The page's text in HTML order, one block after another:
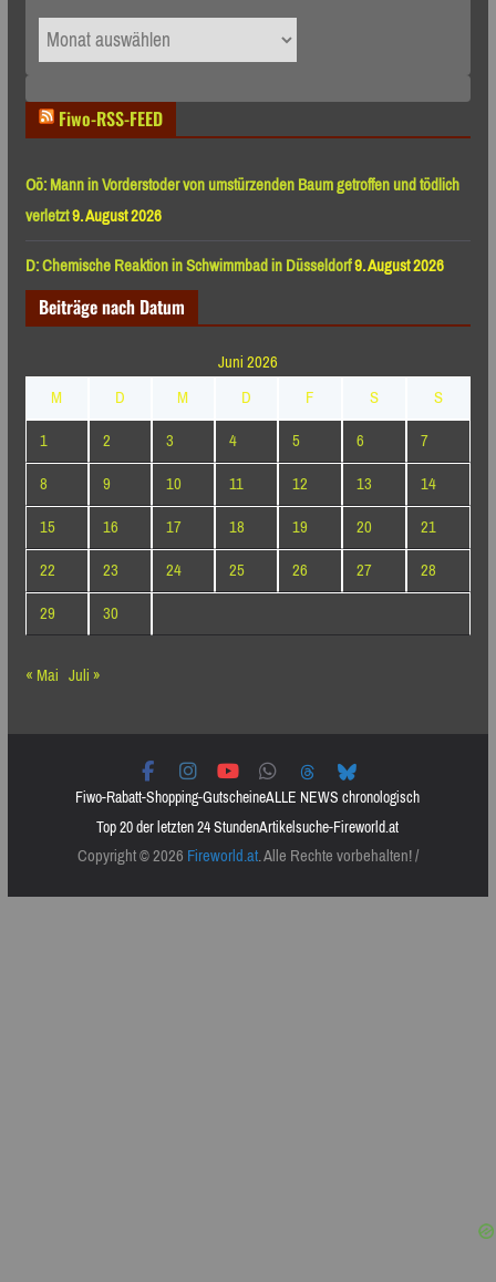
Archiv
nach
Fiwo-RSS-FEED
Oö: Mann in Vorderstoder von umstürzenden Baum getroffen und tödlich
verletzt9. August 2026
D: Chemische Reaktion in Schwimmbad in Düsseldorf9. August 2026
Beiträge nach Datum
Juni 2026
M
D M D F S
S
1
2 3 4 5 6
7
8
9 10 11 12 13
14
15
16 17 18 19 20
21
22
23 24 25 26 27
28
29
30
« Mai Juli »
Fiwo-Rabatt-Shopping-GutscheineALLE NEWS chronologisch
Top 20 der letzten 24 StundenArtikelsuche-Fireworld.at
Copyright © 2026Fireworld.at. Alle Rechte vorbehalten! /